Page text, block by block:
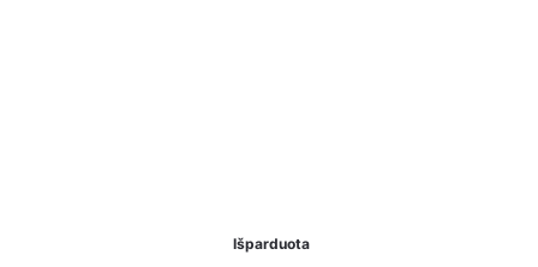
Išparduota